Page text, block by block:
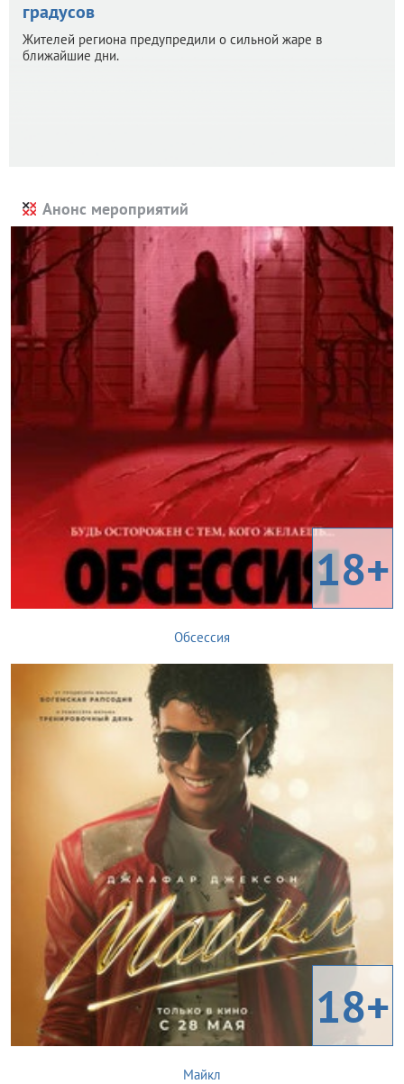
градусов
Жителей региона предупредили о сильной жаре в
ближайшие дни.
Анонс мероприятий
18+
Обсессия
18+
Майкл